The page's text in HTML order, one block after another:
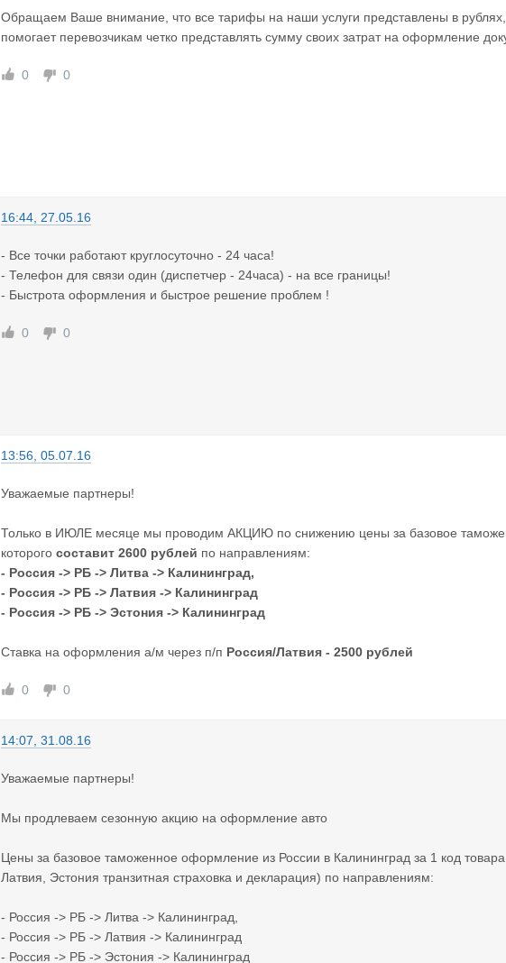
Обращаем Ваше внимание, что все тарифы на наши услуги представлены в
помогает перевозчикам четко представлять сумму своих затрат на оформление
0 0
16:44, 27.05.16
- Все точки работают круглосуточно - 24 часа!
- Телефон для связи один (диспетчер - 24часа) - на все границы!
- Быстрота оформления и быстрое решение проблем !
0 0
13:56, 05.07.16
Уважаемые партнеры!
Только в ИЮЛЕ месяце мы проводим АКЦИЮ по снижению цены за базовое
которого составит 2600 рублей по направлениям:
- Россия -> РБ -> Литва -> Калининград,
- Россия -> РБ -> Латвия -> Калининград
- Россия -> РБ -> Эстония -> Калининград
Ставка на оформления а/м через п/п Россия/Латвия - 2500 рублей
0 0
14:07, 31.08.16
Уважаемые партнеры!
Мы продлеваем сезонную акцию на оформление авто
Цены за базовое таможенное оформление из России в Калининград за 1 код товара
Латвия, Эстония транзитная страховка и декларация) по направлениям:
- Россия -> РБ -> Литва -> Калининград,
- Россия -> РБ -> Латвия -> Калининград
- Россия -> РБ -> Эстония -> Калининград